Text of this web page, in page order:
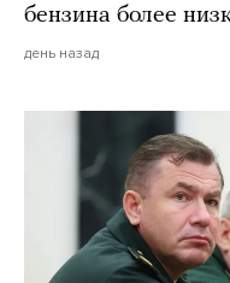
бензина более
день назад